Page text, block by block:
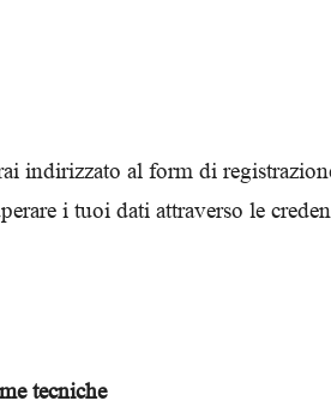
indirizzato al form di
i tuoi dati attraverso le
tecniche